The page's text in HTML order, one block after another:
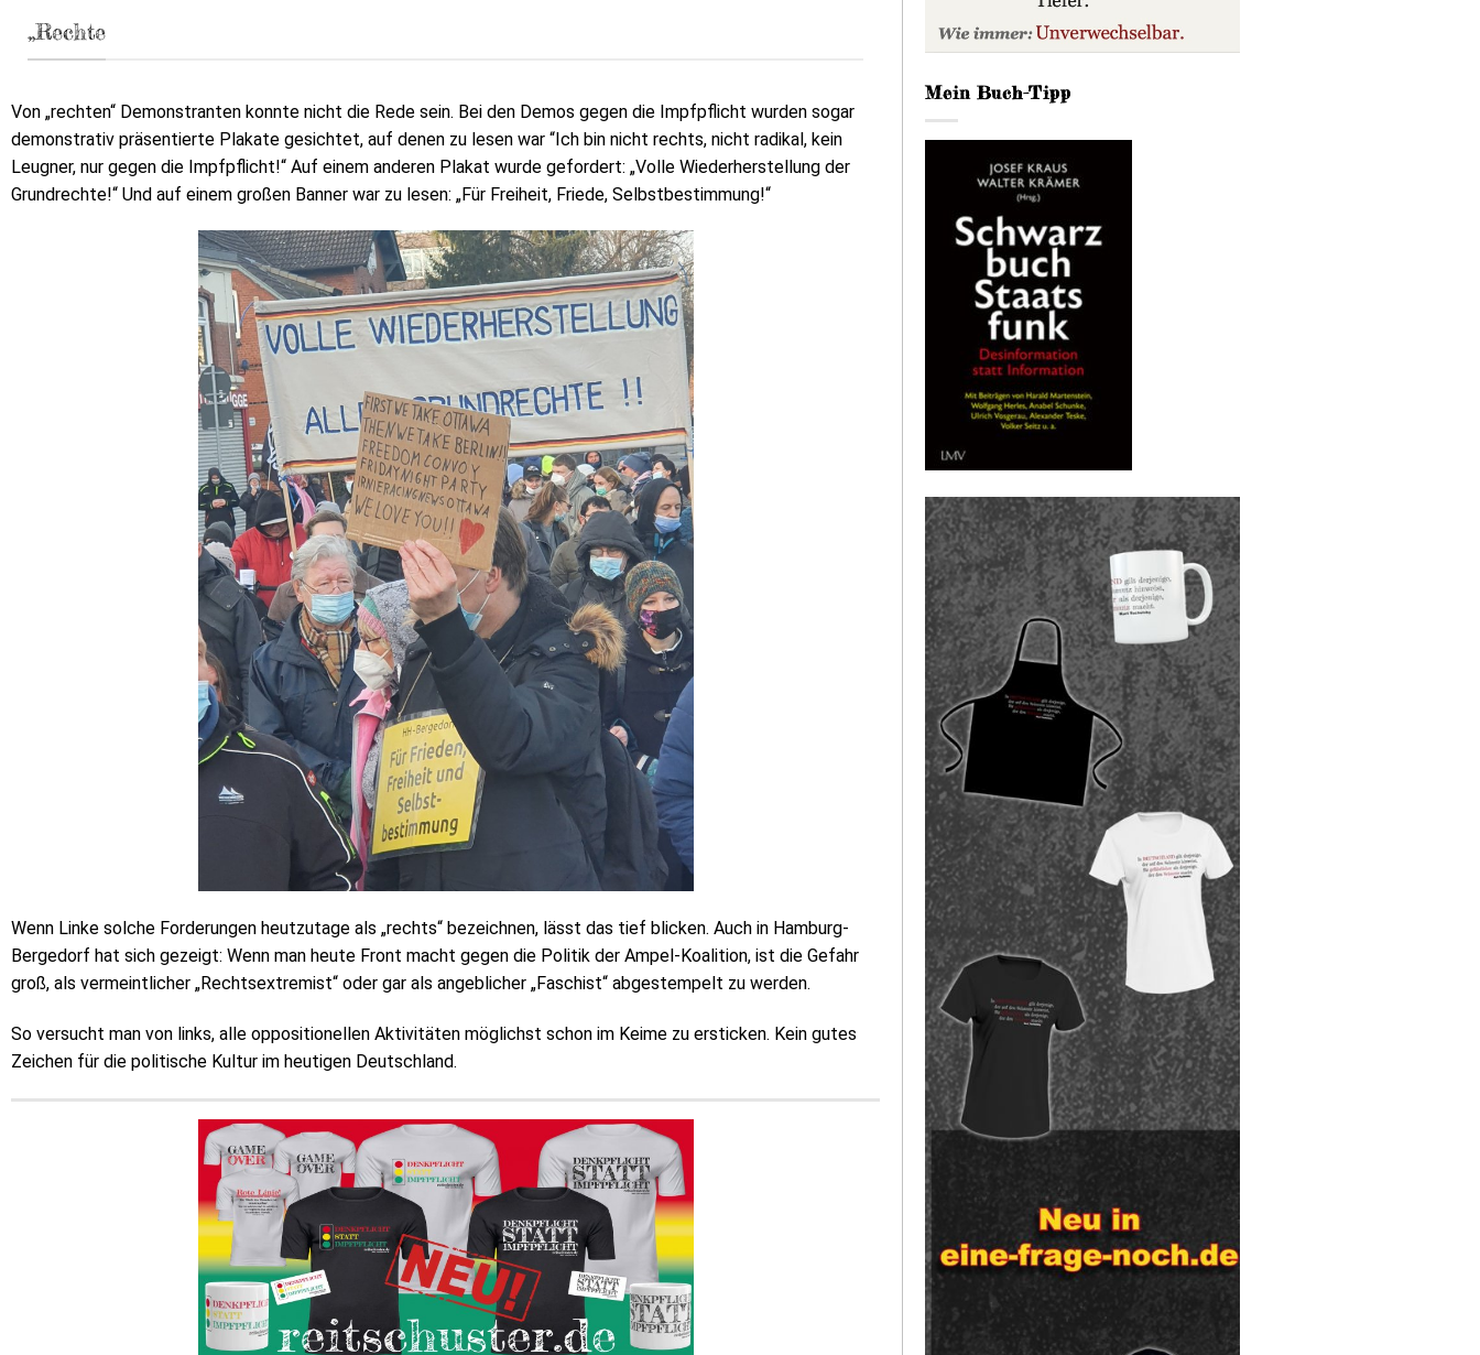
„Rechte
Von „rechten“ Demonstranten konnte nicht die Rede sein. Bei den Demos gegen die Impfpflicht wurden sogar
demonstrativ präsentierte Plakate gesichtet, auf denen zu lesen war “Ich bin nicht rechts, nicht radikal, kein
Leugner, nur gegen die Impfpflicht!“ Auf einem anderen Plakat wurde gefordert: „Volle Wiederherstellung der
Grundrechte!“ Und auf einem großen Banner war zu lesen: „Für Freiheit, Friede, Selbstbestimmung!“
Wenn Linke solche Forderungen heutzutage als „rechts“ bezeichnen, lässt das tief blicken. Auch in Hamburg-
Bergedorf hat sich gezeigt: Wenn man heute Front macht gegen die Politik der Ampel-Koalition, ist die Gefahr
groß, als vermeintlicher „Rechtsextremist“ oder gar als angeblicher „Faschist“ abgestempelt zu werden.
So versucht man von links, alle oppositionellen Aktivitäten möglichst schon im Keime zu ersticken. Kein gutes
Zeichen für die politische Kultur im heutigen Deutschland.
Mein Buch-Tipp